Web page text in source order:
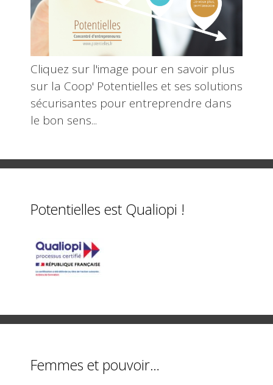
Cliquez sur l'image pour en savoir plus
sur la Coop' Potentielles et ses solutions
sécurisantes pour entreprendre dans
le bon sens...
Potentielles est Qualiopi !
Femmes et pouvoir…